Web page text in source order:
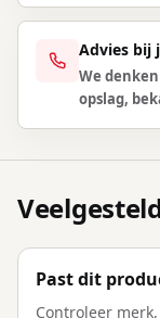
Advies bij
We
opslag,
Past dit
Controleer